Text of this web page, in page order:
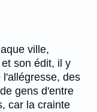
ville,
son édit, il y
des
gens d'entre
car la crainte